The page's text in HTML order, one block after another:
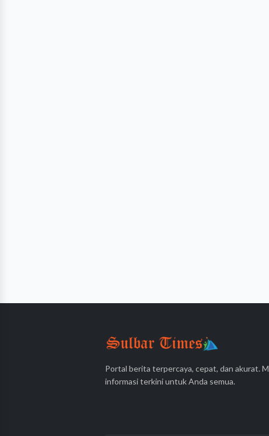
Portal berita terpercaya, cepat, dan akurat.
informasi terkini untuk Anda semua.